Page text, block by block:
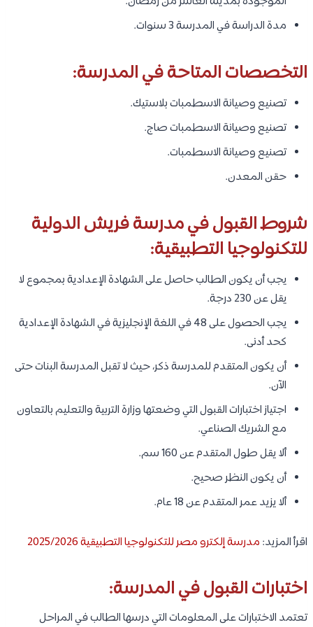
مدة الدراسة في المدرسة 3 سنوات.
التخصصات المتاحة في المدرسة:
تصنيع وصيانة الاسطمبات بلاستيك.
تصنيع وصيانة الاسطمبات صاج.
تصنيع وصيانة الاسطمبات.
حقن المعدن.
شروط القبول في مدرسة فريش الدولية
للتكنولوجيا التطبيقية:
يجب أن يكون الطالب حاصل على الشهادة الإعدادية بمجموع لا
يقل عن 230 درجة.
يجب الحصول على 48 في اللغة الإنجليزية في الشهادة الإعدادية
كحد أدنى.
أن يكون المتقدم للمدرسة ذكر، حيث لا تقبل المدرسة البنات حتى
الآن.
اجتياز اختبارات القبول التي وضعتها وزارة التربية والتعليم بالتعاون
مع الشريك الصناعي.
ألا يقل طول المتقدم عن 160 سم.
أن يكون النظر صحيح.
ألا يزيد عمر المتقدم عن 18 عام.
اقرأ المزيد: مدرسة إلكترو مصر للتكنولوجيا التطبيقية 2025/2026
اختبارات القبول في المدرسة:
تعتمد الاختبارات على المعلومات التي درسها الطالب في المراحل